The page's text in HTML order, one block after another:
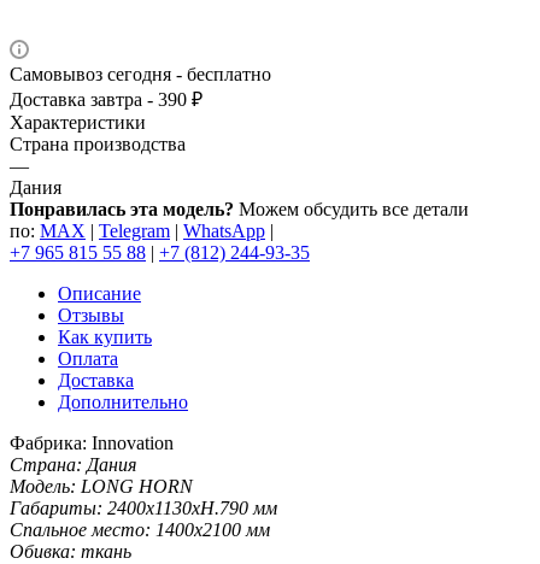
Самовывоз сегодня - бесплатно
Доставка завтра - 390 ₽
Характеристики
Страна производства
—
Дания
Понравилась эта модель? Можем обсудить все детали
по: MAX | Telegram | WhatsApp |
+7 965 815 55 88 | +7 (812) 244-93-35
Описание
Отзывы
Как купить
Оплата
Доставка
Дополнительно
Фабрика: Innovation
Страна: Дания
Модель: LONG HORN
Габариты: 2400х1130хН.790 мм
Cпальное место: 1400х2100 мм
Обивка: ткань